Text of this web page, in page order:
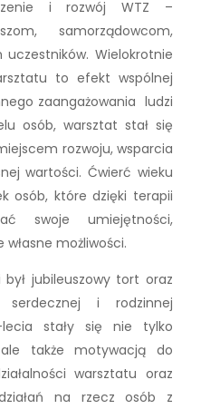
i rozwój WTZ –
samorządowcom,
Wielokrotnie
to efekt wspólnej
zaangażowania ludzi
osób, warsztat stał się
rozwoju, wsparcia
wartości. Ćwierć wieku
osób, które dzięki terapii
swoje umiejętności,
możliwości.
jubileuszowy tort oraz
i rodzinnej
stały się nie tylko
także motywacją do
warsztatu oraz
na rzecz osób z